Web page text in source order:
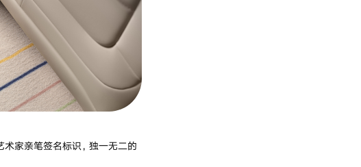
家亲笔签名标识，独一无二的